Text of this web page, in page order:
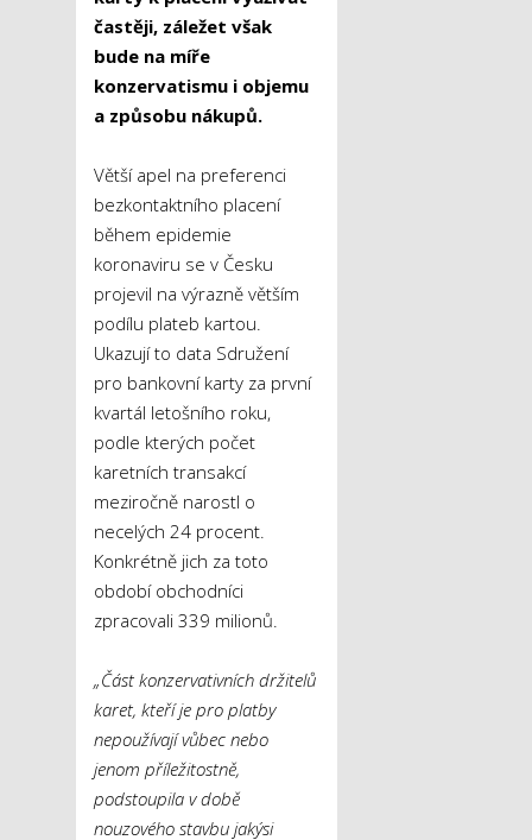
častěji, záležet však
bude na míře
konzervatismu i objemu
a způsobu nákupů.
Větší apel na preferenci
bezkontaktního placení
během epidemie
koronaviru se v Česku
projevil na výrazně větším
podílu plateb kartou.
Ukazují to data Sdružení
pro bankovní karty za první
kvartál letošního roku,
podle kterých počet
karetních transakcí
meziročně narostl o
necelých 24 procent.
Konkrétně jich za toto
období obchodníci
zpracovali 339 milionů.
„Část konzervativních držitelů
karet, kteří je pro platby
nepoužívají vůbec nebo
jenom příležitostně,
podstoupila v době
nouzového stavbu jakýsi